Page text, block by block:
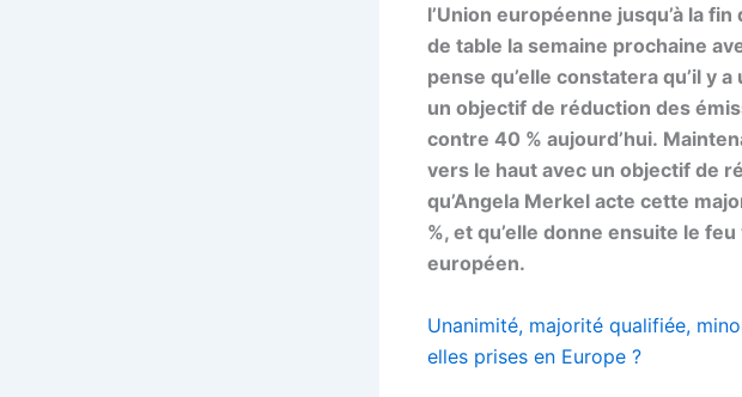
l’Union européenne jusqu’à la
de table la semaine prochaine
pense qu’elle constatera qu’il y
un objectif de réduction des
contre 40 % aujourd’hui.
vers le haut avec un objectif de
qu’Angela Merkel acte cette
%, et qu’elle donne ensuite le
européen.
Unanimité, majorité qualifiée,
elles prises en Europe ?